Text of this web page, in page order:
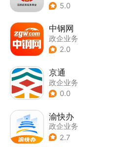
5.0
中钢网
政企业务
2.0
京通
政企业务
0.0
渝快办
政企业务
2.7